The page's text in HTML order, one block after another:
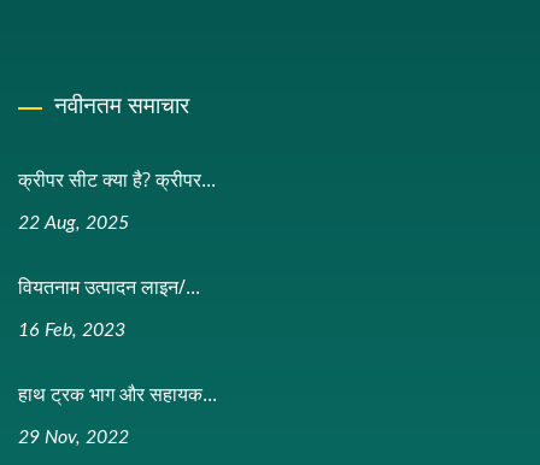
नवीनतम समाचार
क्रीपर सीट क्या है? क्रीपर...
22 Aug, 2025
वियतनाम उत्पादन लाइन/...
16 Feb, 2023
हाथ ट्रक भाग और सहायक...
29 Nov, 2022